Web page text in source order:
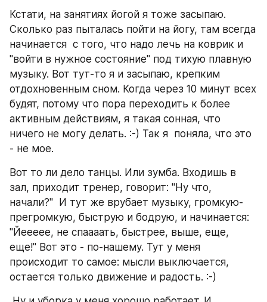
Кстати, на занятиях йогой я тоже засыпаю.
Сколько раз пыталась пойти на йогу, там всегда
начинается  с того, что надо лечь на коврик и
"войти в нужное состояние" под тихую плавную
музыку. Вот тут-то я и засыпаю, крепким
отдохновенным сном. Когда через 10 минут всех
будят, потому что пора переходить к более
активным действиям, я такая сонная, что
ничего не могу делать. :-) Так я  поняла, что это
- не мое.
Вот то ли дело танцы. Или зумба. Входишь в
зал, приходит тренер, говорит: "Ну что,
начали?"  И тут же врубает музыку, громкую-
прегромкую, быструю и бодрую, и начинается:
"Йеееее, не спаааать, быстрее, выше, еще,
еще!" Вот это - по-нашему. Тут у меня
происходит то самое: мысли выключается,
остается только движение и радость. :-)